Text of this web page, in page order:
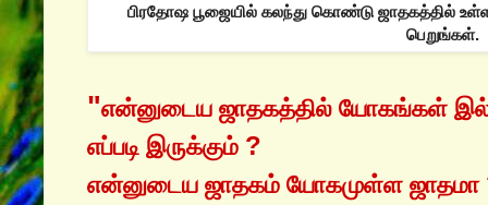
பிரதோஷ பூஜையில் கலந்து கொண்டு ஜாதகத்தில்
பெறுங்கள்.
"என்னுடைய‌ ஜாதகத்தில் யோகங்கள்
எப்படி இருக்கும் ?
என்னுடைய ஜாதகம் யோகமுள்ள ஜாதமா